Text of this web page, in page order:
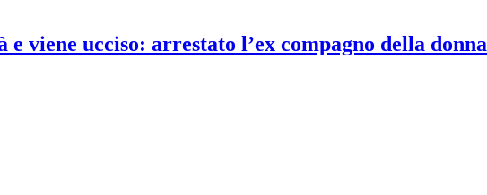
viene ucciso: arrestato l’ex compagno della donna